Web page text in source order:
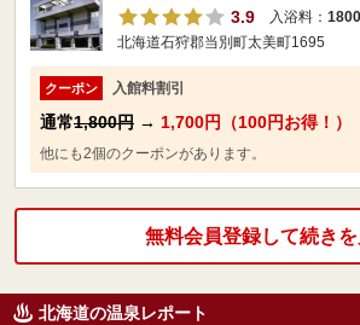
3.9
入浴料：
北海道石狩郡当別町太美町1695
クーポン 入館料割引
通常1,800円 → 1,700円（100円お得！）
他にも2個のクーポンがあります。
無料会員登録して続き
北海道の温泉レポート